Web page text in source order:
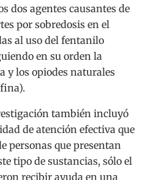
dos agentes causantes de
por sobredosis en el
al uso del fentanilo
en su orden la
y los opiodes naturales
también incluyó
de atención efectiva que
personas que presentan
tipo de sustancias, sólo el
recibir ayuda en una